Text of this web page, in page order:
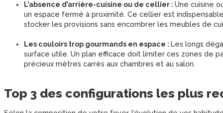
L’absence d’arrière-cuisine ou de cellier : Une cuisine
un espace fermé à proximité. Ce cellier est
stocker les provisions sans encombrer les meubles de
Les couloirs trop gourmands en espace : Les longs
surface utile. Un plan efficace doit limiter ces zones de
précieux mètres carrés aux chambres et au salon.
Top 3 des configurations les plus